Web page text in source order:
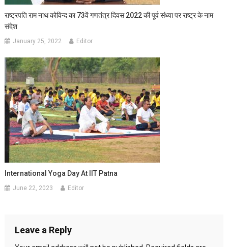
राष्ट्रपति राम नाथ कोविन्द का 73वें गणतंत्र दिवस 2022 की पूर्व संध्या पर राष्ट्र के नाम
संदेश
January 25, 2022 Editor
International Yoga Day At IIT Patna
June 22, 2023 Editor
Leave a Reply